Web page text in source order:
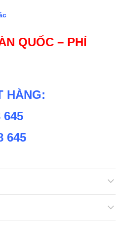
QUỐC – PHÍ
HÀNG:
645
645